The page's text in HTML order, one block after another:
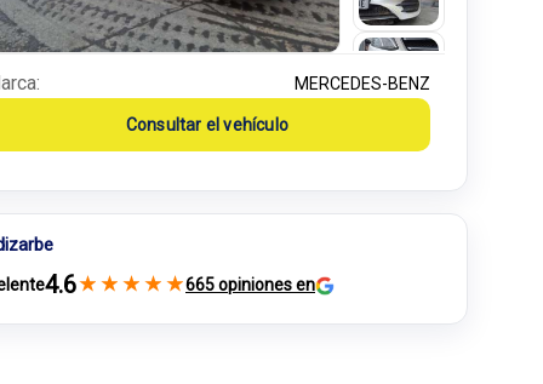
MERCEDES-BENZ
Consultar el vehículo
4.6★ ★ ★ ★ ★665 opiniones en